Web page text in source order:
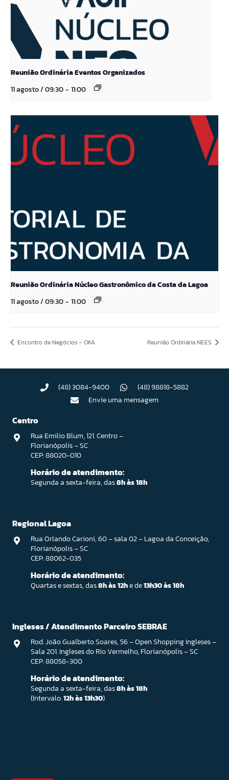
Reunião Ordinária Eventos Organizados
11 agosto / 09:30- 11:00
Reunião Ordinária Núcleo Gastronômico da Costa da Lagoa
11 agosto / 09:30- 11:00
Encontro de Negócios – OKA Reunião Ordinária NEES
(48) 3084-9400
(48) 98818-5882
Envie uma mensagem
Centro
Rua Emilio Blum, 121. Centro –
Florianópolis – SC
CEP: 88020-010
Horário de atendimento:
Segunda a sexta-feira, das8h às 18h
Regional Lagoa
Rua Orlando Carioni, 60 – sala 02 – Lagoa da Conceição,
Florianópolis – SC
CEP: 88062-035
Horário de atendimento:
Quartas e sextas, das8h às 12he de13h30 às 18h
Ingleses / Atendimento Parceiro SEBRAE
Rod. João Gualberto Soares, 56 – Open Shopping Ingleses –
Sala 201. Ingleses do Rio Vermelho, Florianópolis – SC
CEP: 88058-300
Horário de atendimento:
Segunda a sexta-feira, das8h às 18h
(Intervalo:12h às 13h30)